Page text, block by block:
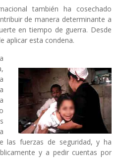
también ha cosechado
de manera determinante a
en tiempo de guerra. Desde
aplicar esta condena.
las fuerzas de seguridad, y ha
y a pedir cuentas por